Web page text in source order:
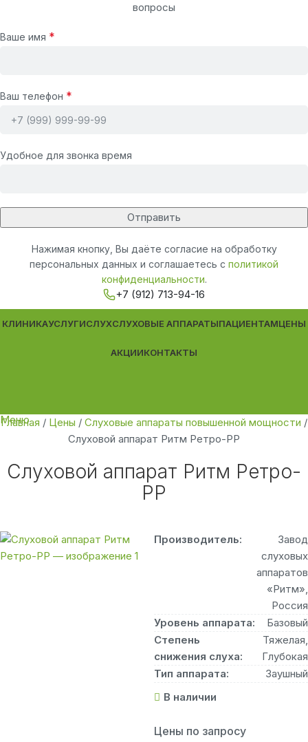
вопросы
Ваше имя *
Ваш телефон *
Удобное для звонка время
Нажимая кнопку, Вы даёте согласие на обработку
персональных данных и соглашаетесь с политикой
конфиденциальности.
+7 (912) 713-94-16
КЛИНИКАУСЛУГИСЛУХСЛУХОВЫЕ АППАРАТЫПАЦИЕНТАМЦЕНЫ
АКЦИИКОНТАКТЫ
Меню
Главная / Цены / Слуховые аппараты повышенной мощности /
Слуховой аппарат Ритм Ретро-PP
Слуховой аппарат Ритм Ретро-
PP
Производитель:
Завод
слуховых
аппаратов
«Ритм»,
Россия
Уровень аппарата:
Базовый
Степень
снижения слуха:
Тяжелая,
Глубокая
Тип аппарата:
Заушный
В наличии
Цены по запросу